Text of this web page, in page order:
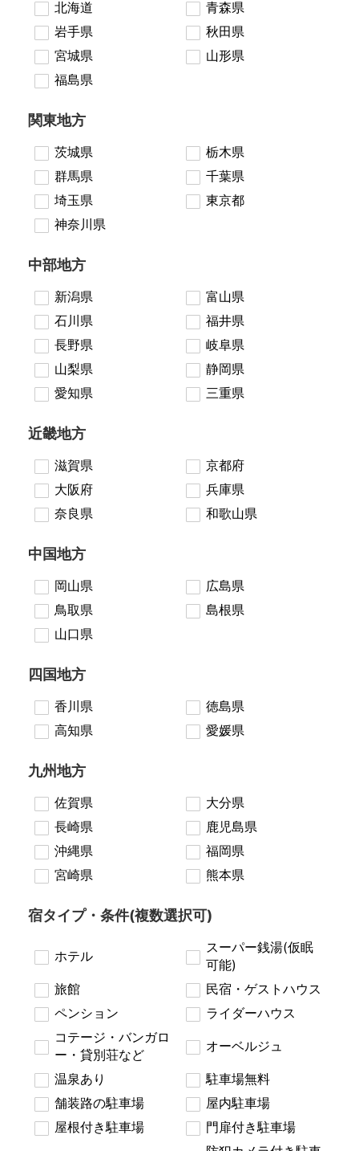
北海道
青森県
岩手県
秋田県
宮城県
山形県
福島県
関東地方
茨城県
栃木県
群馬県
千葉県
埼玉県
東京都
神奈川県
中部地方
新潟県
富山県
石川県
福井県
長野県
岐阜県
山梨県
静岡県
愛知県
三重県
近畿地方
滋賀県
京都府
大阪府
兵庫県
奈良県
和歌山県
中国地方
岡山県
広島県
鳥取県
島根県
山口県
四国地方
香川県
徳島県
高知県
愛媛県
九州地方
佐賀県
大分県
長崎県
鹿児島県
沖縄県
福岡県
宮崎県
熊本県
宿タイプ・条件(複数選択可)
ホテル
スーパー銭湯(仮眠
可能)
旅館
民宿・ゲストハウス
ペンション
ライダーハウス
コテージ・バンガロ
ー・貸別荘など
オーベルジュ
温泉あり
駐車場無料
舗装路の駐車場
屋内駐車場
屋根付き駐車場
門扉付き駐車場